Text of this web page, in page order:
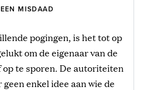
MISDAAD
pogingen, is het tot op
om de eigenaar van de
op te sporen. De autoriteiten
enkel idee aan wie de